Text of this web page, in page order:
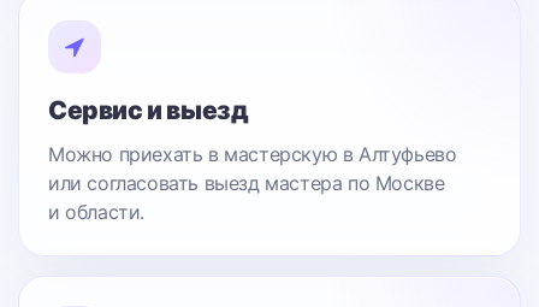
Сервис и выезд
Можно приехать в мастерскую в Алтуфьево
или согласовать выезд мастера по Москве
и области.